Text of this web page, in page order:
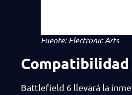
Fuente: Electronic Arts
Battlefield 6 llevará la